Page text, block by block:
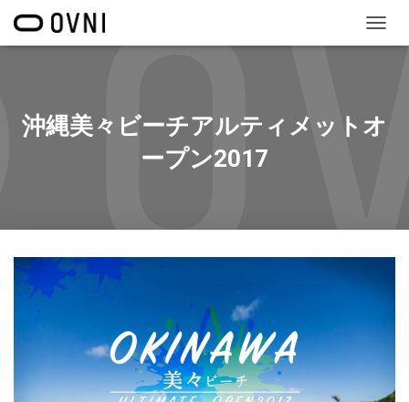
ョ
ン
え
沖縄美々ビーチアルティメットオ
ープン2017